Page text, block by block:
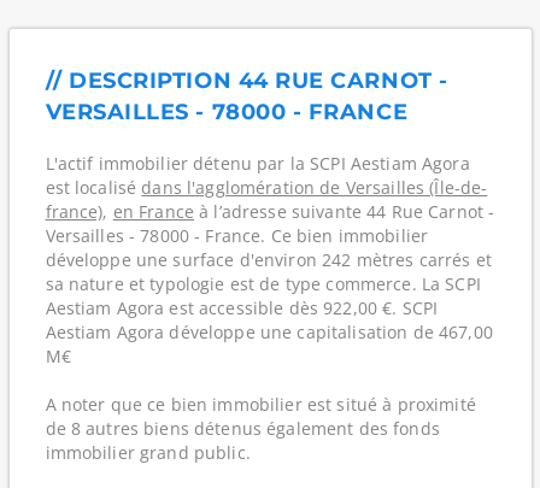
// DESCRIPTION 44 RUE CARNOT -
VERSAILLES - 78000 - FRANCE
L'actif immobilier détenu par la SCPI Aestiam Agora
est localisé dans l'agglomération de Versailles (Île-de-
france), en France à l’adresse suivante 44 Rue Carnot -
Versailles - 78000 - France. Ce bien immobilier
développe une surface d'environ 242 mètres carrés et
sa nature et typologie est de type commerce. La SCPI
Aestiam Agora est accessible dès 922,00 €. SCPI
Aestiam Agora développe une capitalisation de 467,00
M€
A noter que ce bien immobilier est situé à proximité
de 8 autres biens détenus également des fonds
immobilier grand public.